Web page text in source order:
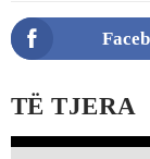
TË TJERA